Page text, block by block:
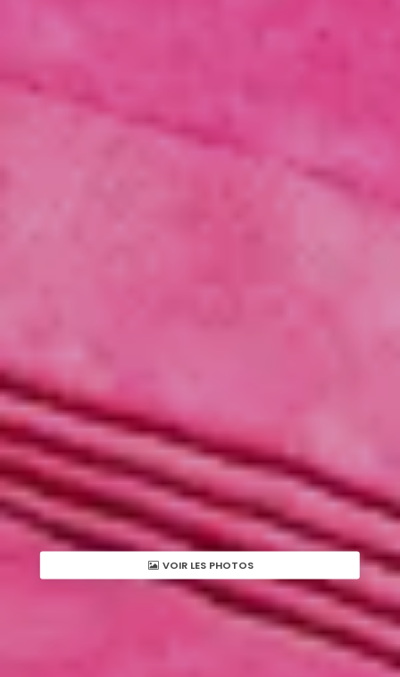
VOIR LES PHOTOS